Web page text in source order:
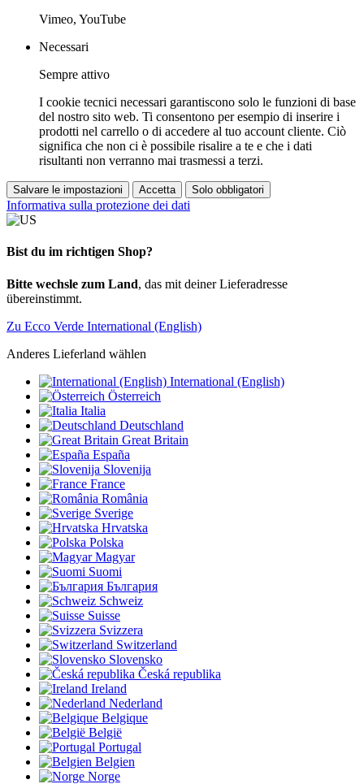
Vimeo, YouTube
Necessari
Sempre attivo
I cookie tecnici necessari garantiscono solo le funzioni di base
del nostro sito web. Ti consentono per esempio di inserire i
prodotti nel carrello o di accedere al tuo account cliente. Ciò
significa che non ci è possibile risalire a te e che i dati
risultanti non verranno mai trasmessi a terzi.
Salvare le impostazioni Accetta Solo obbligatori
Informativa sulla protezione dei dati
Bist du im richtigen Shop?
Bitte wechsle zum Land, das mit deiner Lieferadresse
übereinstimmt.
Zu Ecco Verde International (English)
Anderes Lieferland wählen
International (English)
Österreich
Italia
Deutschland
Great Britain
España
Slovenija
France
România
Sverige
Hrvatska
Polska
Magyar
Suomi
България
Schweiz
Suisse
Svizzera
Switzerland
Slovensko
Česká republika
Ireland
Nederland
Belgique
België
Portugal
Belgien
Norge